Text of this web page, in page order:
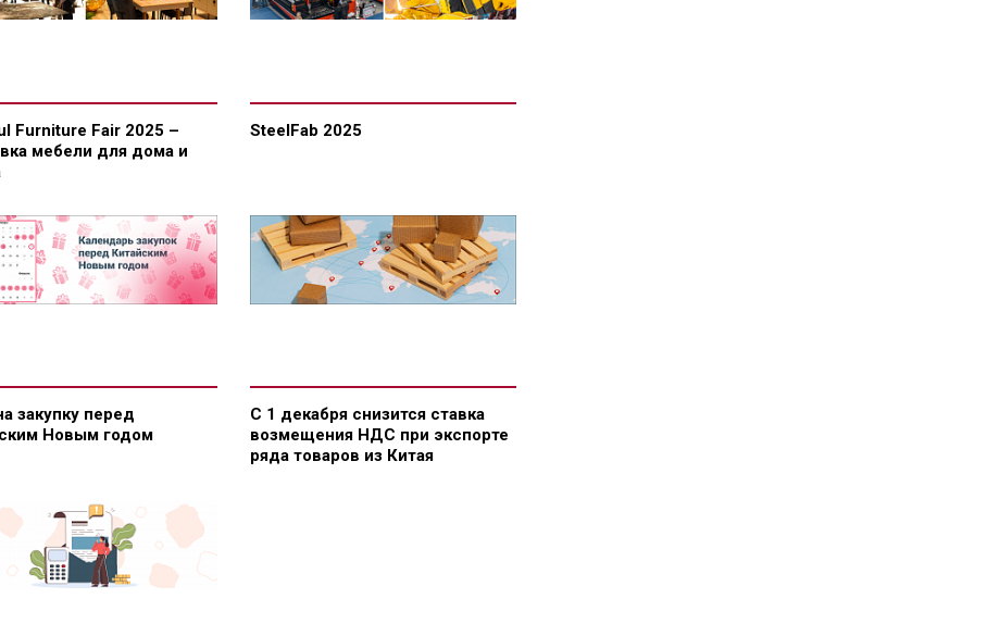
Furniture Fair 2025 –
мебели для дома и
SteelFab 2025
закупку перед
Новым годом
С 1 декабря снизится ставка
возмещения НДС при экспорте
ряда товаров из Китая